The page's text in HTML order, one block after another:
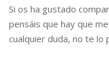
Si os ha gustado
pensáis que hay que
cualquier duda, no te lo